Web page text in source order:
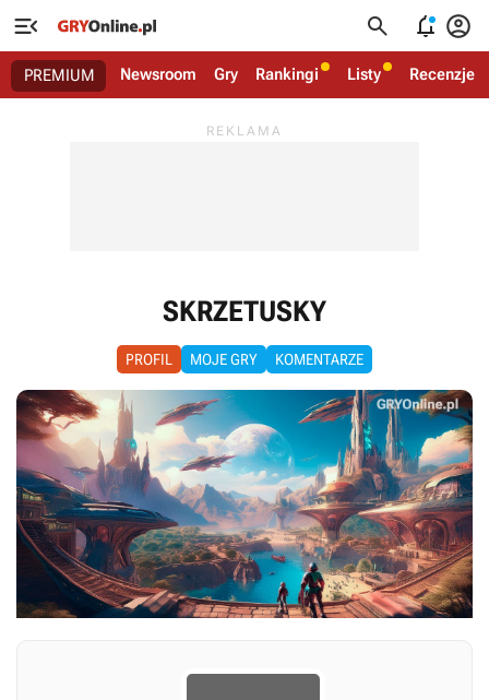
   
PREMIUM Newsroom Gry Rankingi Listy Recenzje
SKRZETUSKY
PROFIL MOJE GRY KOMENTARZE